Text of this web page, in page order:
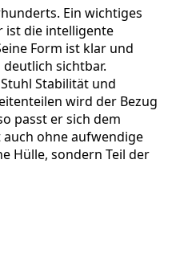
Ein wichtiges
ist die intelligente
Form ist klar und
sichtbar.
Stabilität und
wird der Bezug
passt er sich dem
ohne aufwendige
Hülle, sondern Teil der